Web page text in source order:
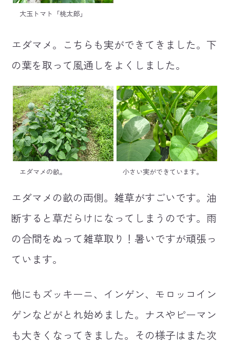
大玉トマト「桃太郎」
エダマメ。こちらも実ができてきました。下
の葉を取って風通しをよくしました。
エダマメの畝。 小さい実ができています。
エダマメの畝の両側。雑草がすごいです。油
断すると草だらけになってしまうのです。雨
の合間をぬって雑草取り！暑いですが頑張っ
ています。
他にもズッキーニ、インゲン、モロッコイン
ゲンなどがとれ始めました。ナスやピーマン
も大きくなってきました。その様子はまた次